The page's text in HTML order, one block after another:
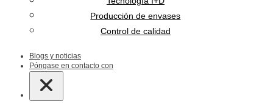
Producción de envases
Control de calidad
Blogs y noticias
Póngase en contacto con